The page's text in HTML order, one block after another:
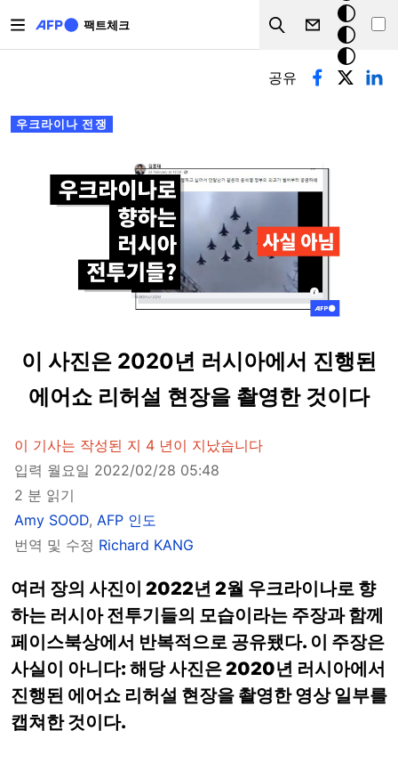
팩트체크
Search
크
모
드
기본탭
우크라이나 전쟁
공유
이 사진은 2020년 러시아에서 진행된
에어쇼 리허설 현장을 촬영한 것이다
이 기사는 작성된 지 4 년이 지났습니다
입력 월요일 2022/02/28 05:48
2 분 읽기
Amy SOOD, AFP 인도
번역 및 수정 Richard KANG
여러 장의 사진이 2022년 2월 우크라이나로 향
하는 러시아 전투기들의 모습이라는 주장과 함께
페이스북상에서 반복적으로 공유됐다. 이 주장은
사실이 아니다: 해당 사진은 2020년 러시아에서
진행된 에어쇼 리허설 현장을 촬영한 영상 일부를
캡쳐한 것이다.